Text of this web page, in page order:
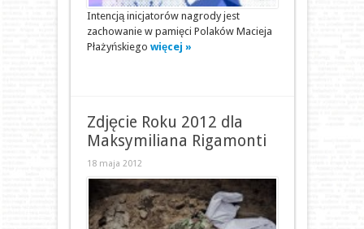
Intencją inicjatorów nagrody jest
zachowanie w pamięci Polaków Macieja
Płażyńskiego więcej »
Zdjęcie Roku 2012 dla
Maksymiliana Rigamonti
18 maja 2012